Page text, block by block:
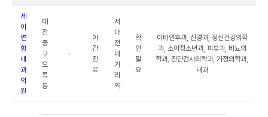
세
이
연
합
내
과
의
원
대
전
중
구
오
류
동
-
야
간
진
료
서
대
전
네
거
리
역
확
인
필
요
이비인후과, 신경과, 정신건강의학
과, 소아청소년과, 피부과, 비뇨의
학과, 진단검사의학과, 가정의학과,
내과